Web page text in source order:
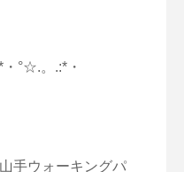
°☆.。.:*・
手ウォーキングパ